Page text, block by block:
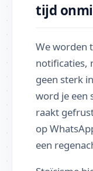
tijd
We worden
notificaties,
geen sterk
word je een
raakt
op
een